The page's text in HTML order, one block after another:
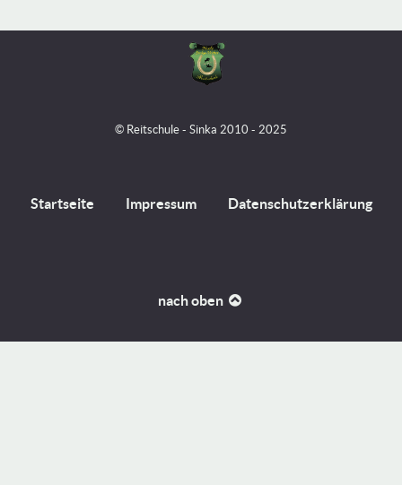
© Reitschule - Sinka 2010 - 2025
Startseite Impressum Datenschutzerklärung
nach oben